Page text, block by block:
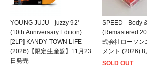
YOUNG JUJU - juzzy 92'
(10th Anniversary Edition)
[2LP] KANDY TOWN LIFE
(2026)【限定生産盤】11月23
日発売
SPEED - Body
(Remastered
式会社ローソン
メント (2026)
SOLD OUT